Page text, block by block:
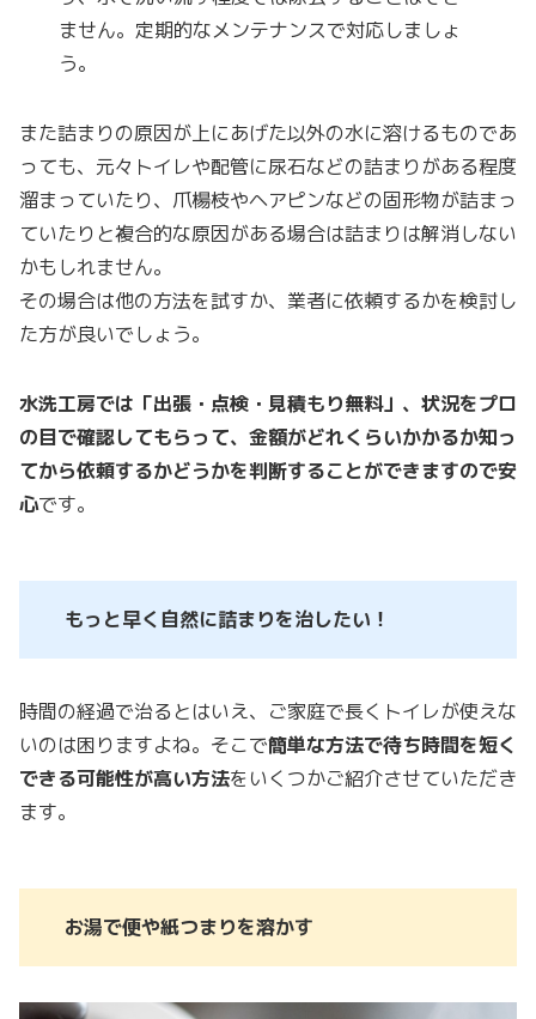
ません。定期的なメンテナンスで対応しましょ
う。
また詰まりの原因が上にあげた以外の水に溶けるものであ
っても、元々トイレや配管に尿石などの詰まりがある程度
溜まっていたり、爪楊枝やヘアピンなどの固形物が詰まっ
ていたりと複合的な原因がある場合は詰まりは解消しない
かもしれません。
その場合は他の方法を試すか、業者に依頼するかを検討し
た方が良いでしょう。
水洗工房では「出張・点検・見積もり無料」、状況をプロ
の目で確認してもらって、金額がどれくらいかかるか知っ
てから依頼するかどうかを判断することができますので安
心です。
もっと早く自然に詰まりを治したい！
時間の経過で治るとはいえ、ご家庭で長くトイレが使えな
いのは困りますよね。そこで簡単な方法で待ち時間を短く
できる可能性が高い方法をいくつかご紹介させていただき
ます。
お湯で便や紙つまりを溶かす